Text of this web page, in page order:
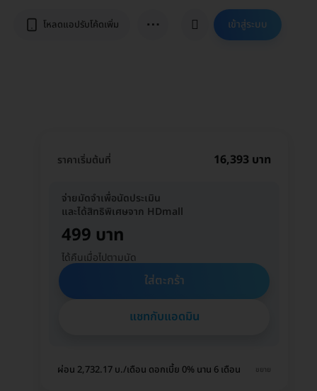
โหลดแอปรับโค้ดเพิ่ม ⋯ เข้าสู่ระบบ
ราคาเริ่มต้นที่ 16,393 บาท
จ่ายมัดจำเพื่อนัดประเมิน
และได้สิทธิพิเศษจาก HDmall
499 บาท
ได้คืนเมื่อไปตามนัด
ใส่ตะกร้า
แชทกับแอดมิน
ผ่อน 2,732.17 บ./เดือน ดอกเบี้ย 0% นาน 6 เดือน ขยาย